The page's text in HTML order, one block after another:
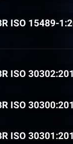
ISO 15489-
ISO
ISO
ISO